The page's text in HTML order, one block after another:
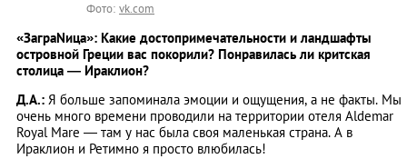
Фото: vk.com
«ЗаграNица»: Какие достопримечательности и ландшафты
островной Греции вас покорили? Понравилась ли критская
столица — Ираклион?
Д.А.: Я больше запоминала эмоции и ощущения, а не факты. Мы
очень много времени проводили на территории отеля Aldemar
Royal Mare — там у нас была своя маленькая страна. А в
Ираклион и Ретимно я просто влюбилась!